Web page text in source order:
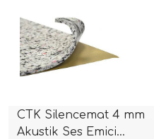
Modelleri
CTK Silencemat 4 mm
Akustik Ses Emici